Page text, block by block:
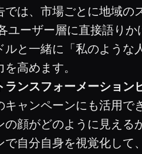
は、市場ごとに地域
ユーザー層に直接語り
と一緒に「私のよう
高めます。
ンスフォーメーション
ャンペーンにも活用
顔がどのように見え
自分自身を視覚化し